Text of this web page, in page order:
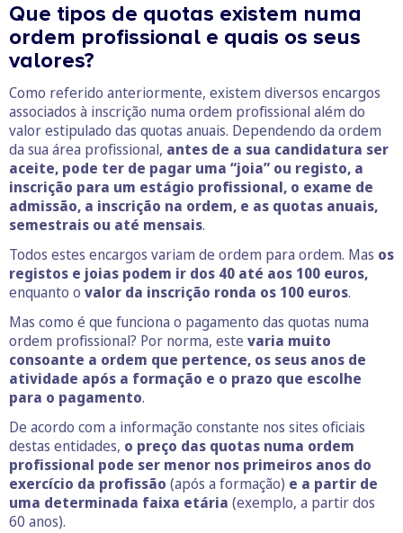
Que tipos de quotas existem numa
ordem profissional e quais os seus
valores?
Como referido anteriormente, existem diversos encargos
associados à inscrição numa ordem profissional além do
valor estipulado das quotas anuais. Dependendo da ordem
da sua área profissional, antes de a sua candidatura ser
aceite, pode ter de pagar uma “joia” ou registo, a
inscrição para um estágio profissional, o exame de
admissão, a inscrição na ordem, e as quotas anuais,
semestrais ou até mensais.
Todos estes encargos variam de ordem para ordem. Mas os
registos e joias podem ir dos 40 até aos 100 euros,
enquanto o valor da inscrição ronda os 100 euros.
Mas como é que funciona o pagamento das quotas numa
ordem profissional? Por norma, este varia muito
consoante a ordem que pertence, os seus anos de
atividade após a formação e o prazo que escolhe
para o pagamento.
De acordo com a informação constante nos sites oficiais
destas entidades, o preço das quotas numa ordem
profissional pode ser menor nos primeiros anos do
exercício da profissão (após a formação) e a partir de
uma determinada faixa etária (exemplo, a partir dos
60 anos).